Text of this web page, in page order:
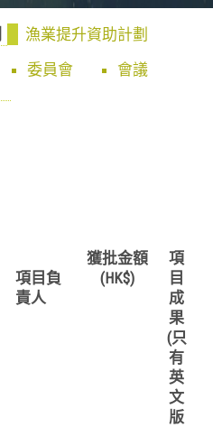
漁業提升資助計劃
委員會 會議
項目負
責人
獲批金額
(HK$)
項
目
成
果
(只
有
英
文
版